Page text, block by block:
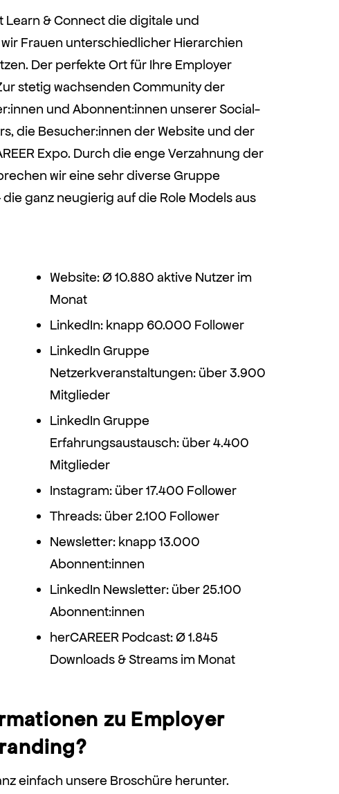
Learn & Connect die digitale und
Frauen unterschiedlicher Hierarchien
Der perfekte Ort für Ihre Employer
stetig wachsenden Community der
und Abonnent:innen unserer Social-
die Besucher:innen der Website und der
Expo. Durch die enge Verzahnung der
wir eine sehr diverse Gruppe
ganz neugierig auf die Role Models aus
Website: Ø 10.880 aktive Nutzer im
Monat
LinkedIn: knapp 60.000 Follower
LinkedIn Gruppe
Netzerkveranstaltungen: über 3.900
Mitglieder
LinkedIn Gruppe
Erfahrungsaustausch: über 4.400
Mitglieder
Instagram: über 17.400 Follower
Threads: über 2.100 Follower
Newsletter: knapp 13.000
Abonnent:innen
LinkedIn Newsletter: über 25.100
Abonnent:innen
herCAREER Podcast: Ø 1.845
Downloads & Streams im Monat
zu Employer
einfach unsere Broschüre herunter.